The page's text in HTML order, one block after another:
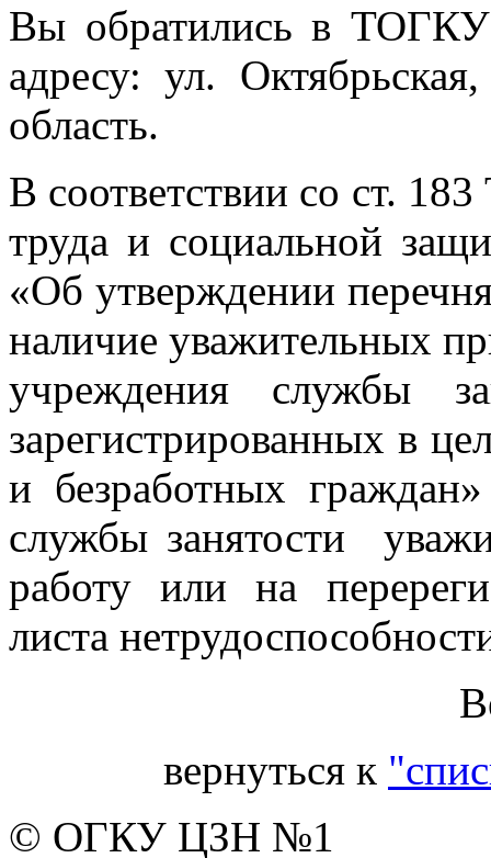
Вы обратились в
адресу: ул.
область.
В соответствии со ст.
труда и социальной
«Об утверждении
наличие уважительных
учреждения службы
зарегистрированных в
и безработных
службы занятости
работу или на
листа
вернуться к
© ОГКУ ЦЗН №1